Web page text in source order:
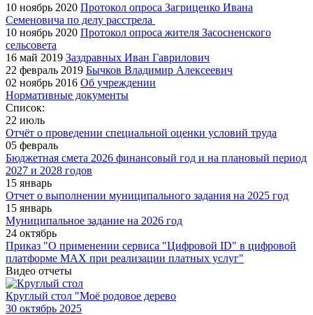
10 ноябрь 2020 Протокол опроса Загриценко Ивана
Семеновича по делу расстрела
10 ноябрь 2020 Протокол опроса жителя Засосненского
сельсовета
16 май 2019 Заздравных Иван Гаврилович
22 февраль 2019 Бычков Владимир Алексеевич
02 ноябрь 2016 Об учреждении
Нормативные документы
Список:
22 июль
Отчёт о проведении специальной оценки условий труда
05 февраль
Бюджетная смета 2026 финансовый год и на плановый период
2027 и 2028 годов
15 январь
Отчет о выполнении муниципального задания на 2025 год
15 январь
Муниципальное задание на 2026 год
24 октябрь
Приказ "О применении сервиса "Цифровой ID" в цифровой
платформе МАХ при реализации платных услуг"
Видео отчеты
Круглый стол "Моё родовое дерево
30 октябрь 2025